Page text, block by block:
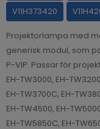
V11H373420
Projektorlampa med
generisk modul, som
P-VIP. Passar för
EH-TW3000, EH-
EH-TW3700C, EH-
EH-TW4500, EH-
EH-TW5850C, EH-